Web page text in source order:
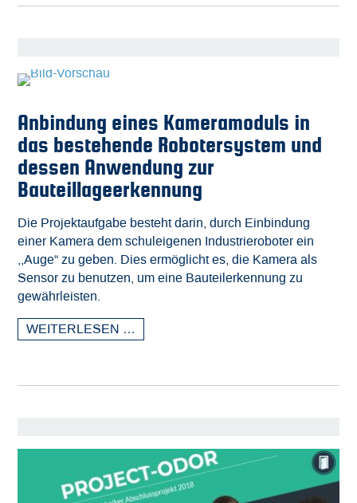
Anbindung eines Kameramoduls in
das bestehende Robotersystem und
dessen Anwendung zur
Bauteillageerkennung
Die Projektaufgabe besteht darin, durch Einbindung
einer Kamera dem schuleigenen Industrieroboter ein
,,Auge“ zu geben. Dies ermöglicht es, die Kamera als
Sensor zu benutzen, um eine Bauteilerkennung zu
gewährleisten.
WEITERLESEN …